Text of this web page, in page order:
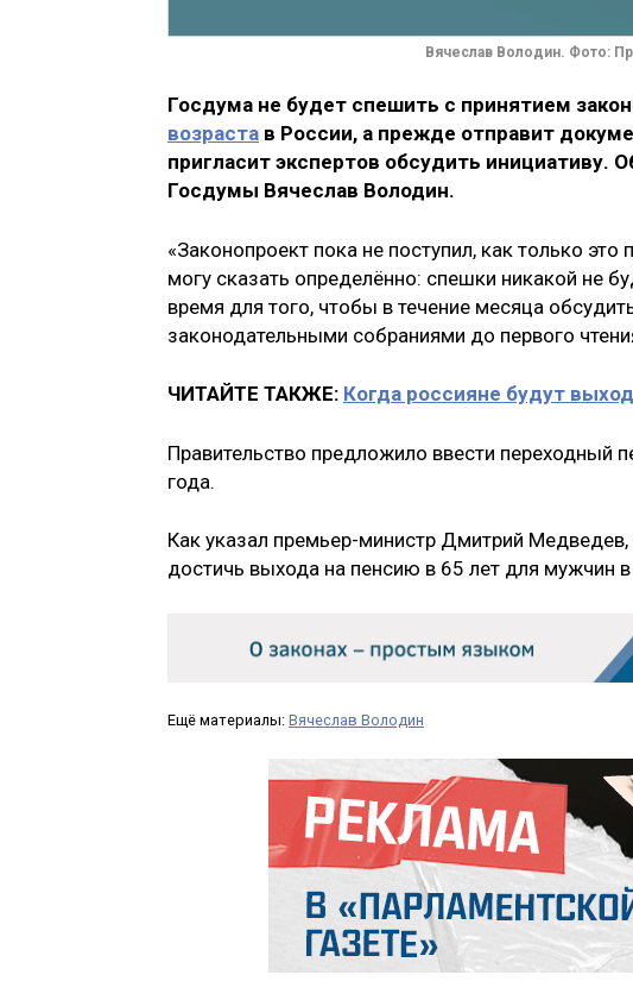
Вячеслав Володин. Фото:
Госдума не будет спешить с принятием
возраста в России, а прежде отправит
пригласит экспертов обсудить инициативу.
Госдумы Вячеслав Володин.
«Законопроект пока не поступил, как только
могу сказать определённо: спешки никакой не
время для того, чтобы в течение месяца
законодательными собраниями до первого
ЧИТАЙТЕ ТАКЖЕ: Когда россияне будут
Правительство предложило ввести переходный
года.
Как указал премьер-министр Дмитрий
достичь выхода на пенсию в 65 лет для мужчин
Ещё материалы: Вячеслав Володин